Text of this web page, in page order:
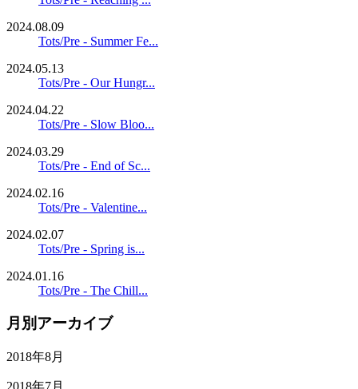
2024.08.09
Tots/Pre - Summer Fe...
2024.05.13
Tots/Pre - Our Hungr...
2024.04.22
Tots/Pre - Slow Bloo...
2024.03.29
Tots/Pre - End of Sc...
2024.02.16
Tots/Pre - Valentine...
2024.02.07
Tots/Pre - Spring is...
2024.01.16
Tots/Pre - The Chill...
月別アーカイブ
2018年8月
2018年7月